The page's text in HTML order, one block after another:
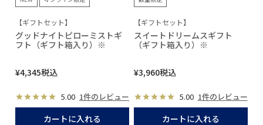
【ギフトセット】
グッドナイトピローミストギ
フト（ギフト箱入り）※
¥4,345税込
5.00 1件のレビュー
カートに入れる
【ギフトセット】
スイートドリームスギフト
（ギフト箱入り）※
¥3,960税込
5.00 1件のレビュー
カートに入れる